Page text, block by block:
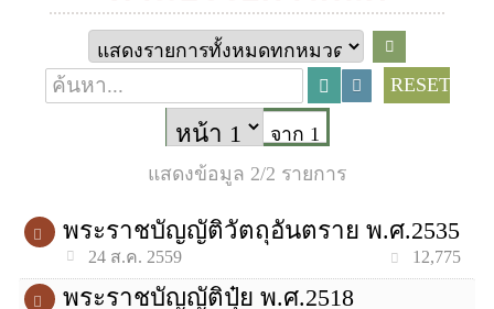
RESET
จาก 1
แสดงข้อมูล 2/2 รายการ
พระราชบัญญัติวัตถุอันตราย พ.ศ.2535
24 ส.ค. 2559 12,775
พระราชบัญญัติปุ๋ย พ.ศ.2518